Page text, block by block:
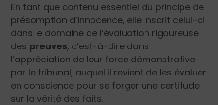
En tant que contenu essentiel du principe de
présomption d’innocence, elle inscrit celui-ci
dans le domaine de l’évaluation rigoureuse
des preuves, c’est-à-dire dans
l’appréciation de leur force démonstrative
par le tribunal, auquel il revient de les évaluer
en conscience pour se forger une certitude
sur la vérité des faits.